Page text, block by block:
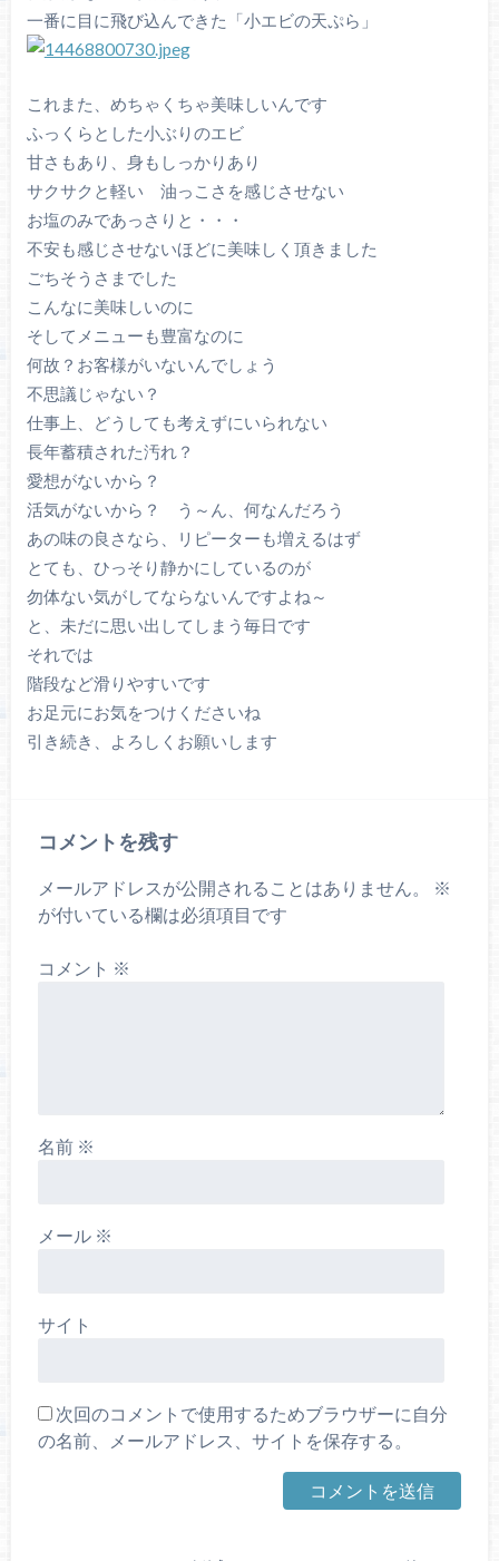
一番に目に飛び込んできた「小エビの天ぷら」
これまた、めちゃくちゃ美味しいんです
ふっくらとした小ぶりのエビ
甘さもあり、身もしっかりあり
サクサクと軽い 油っこさを感じさせない
お塩のみであっさりと・・・
不安も感じさせないほどに美味しく頂きました
ごちそうさまでした
こんなに美味しいのに
そしてメニューも豊富なのに
何故？お客様がいないんでしょう
不思議じゃない？
仕事上、どうしても考えずにいられない
長年蓄積された汚れ？
愛想がないから？
活気がないから？ う～ん、何なんだろう
あの味の良さなら、リピーターも増えるはず
とても、ひっそり静かにしているのが
勿体ない気がしてならないんですよね～
と、未だに思い出してしまう毎日です
それでは
階段など滑りやすいです
お足元にお気をつけくださいね
引き続き、よろしくお願いします
コメントを残す
メールアドレスが公開されることはありません。
※
が付いている欄は必須項目です
コメント ※
名前 ※
メール ※
サイト
次回のコメントで使用するためブラウザーに自分
の名前、メールアドレス、サイトを保存する。